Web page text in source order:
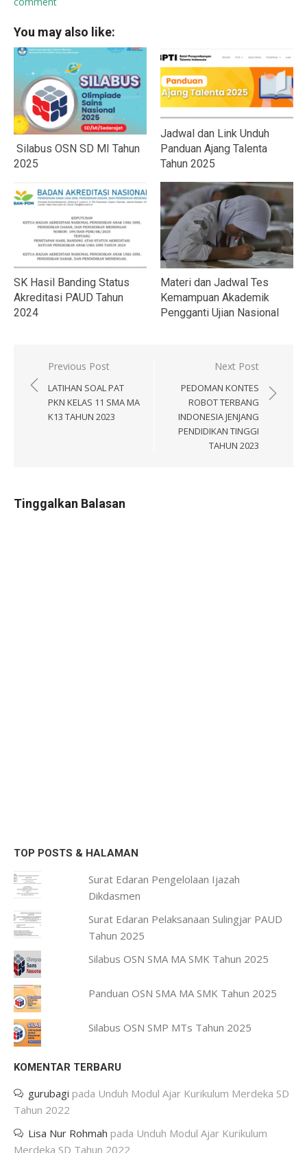
You may also like:
Silabus OSN SD MI Tahun
2025
Jadwal dan Link Unduh
Panduan Ajang Talenta
Tahun 2025
SK Hasil Banding Status
Akreditasi PAUD Tahun
2024
Materi dan Jadwal Tes
Kemampuan Akademik
Pengganti Ujian Nasional
Navigasi
pos
Previous Post
LATIHAN SOAL PAT
PKN KELAS 11 SMA MA
K13 TAHUN 2023
Next Post
PEDOMAN KONTES
ROBOT TERBANG
INDONESIA JENJANG
PENDIDIKAN TINGGI
TAHUN 2023
Tinggalkan Balasan
TOP POSTS & HALAMAN
Surat Edaran Pengelolaan Ijazah
Dikdasmen
Surat Edaran Pelaksanaan Sulingjar PAUD
Tahun 2025
Silabus OSN SMA MA SMK Tahun 2025
Panduan OSN SMA MA SMK Tahun 2025
Silabus OSN SMP MTs Tahun 2025
KOMENTAR TERBARU
gurubagi pada Unduh Modul Ajar Kurikulum Merdeka SD
Tahun 2022
Lisa Nur Rohmah pada Unduh Modul Ajar Kurikulum
Merdeka SD Tahun 2022